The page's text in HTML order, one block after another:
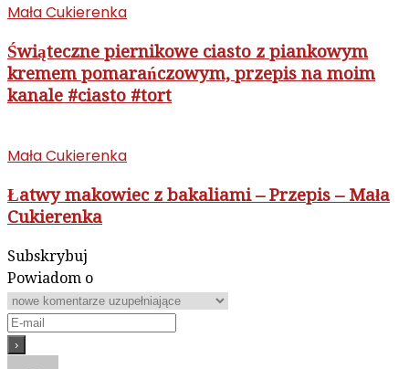
Mała Cukierenka
Świąteczne piernikowe ciasto z piankowym
kremem pomarańczowym, przepis na moim
kanale #ciasto #tort
Mała Cukierenka
Łatwy makowiec z bakaliami – Przepis – Mała
Cukierenka
Subskrybuj
Powiadom o